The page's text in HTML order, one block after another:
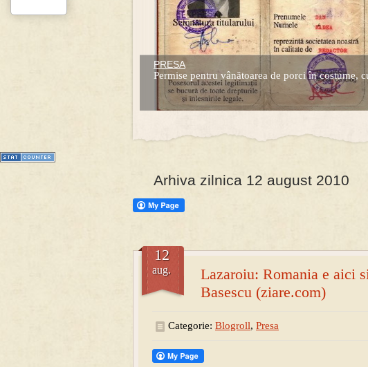
PRESA
Permise pentru vânătoarea de porci în costume,
Prima mea carte publicata (Nemira)
Averea Presedintelui: prima lucrare despre
Arhiva zilnica 12 august 2010
Lazaroiu: Romania e aici
Basescu (ziare.com)
12
aug.
Categorie: Blogroll, Presa